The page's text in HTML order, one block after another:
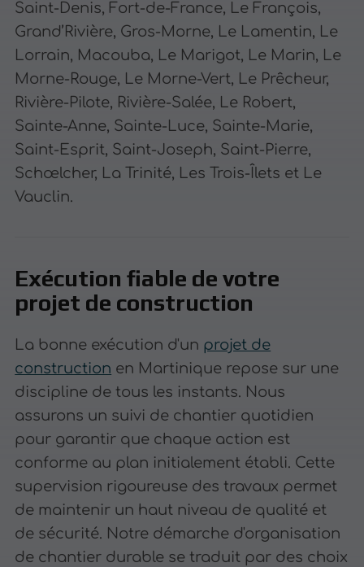
Saint-Denis, Fort-de-France, Le François,
Grand’Rivière, Gros-Morne, Le Lamentin, Le
Lorrain, Macouba, Le Marigot, Le Marin, Le
Morne-Rouge, Le Morne-Vert, Le Prêcheur,
Rivière-Pilote, Rivière-Salée, Le Robert,
Sainte-Anne, Sainte-Luce, Sainte-Marie,
Saint-Esprit, Saint-Joseph, Saint-Pierre,
Schœlcher, La Trinité, Les Trois-Îlets et Le
Vauclin.
Exécution fiable de votre
projet de construction
La bonne exécution d'un projet de
construction en Martinique repose sur une
discipline de tous les instants. Nous
assurons un suivi de chantier quotidien
pour garantir que chaque action est
conforme au plan initialement établi. Cette
supervision rigoureuse des travaux permet
de maintenir un haut niveau de qualité et
de sécurité. Notre démarche d'organisation
de chantier durable se traduit par des choix